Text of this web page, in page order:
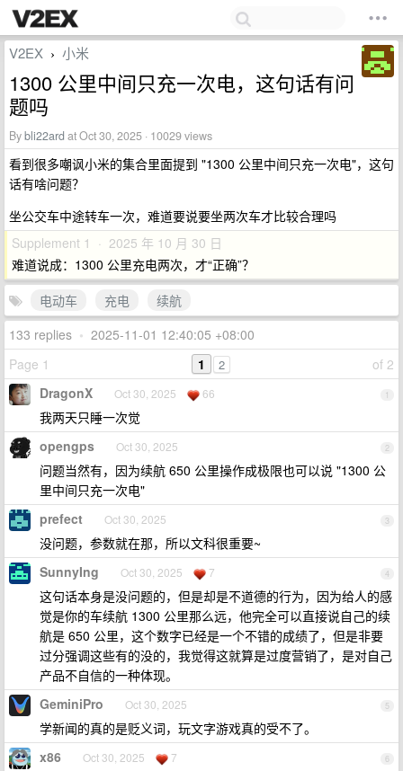
V2EX › 小米
1300 公里中间只充一次电，这句话有问
题吗
Bybli22ard at Oct 30, 2025 · 10029 views
看到很多嘲讽小米的集合里面提到 "1300 公里中间只充一次电"，这句
话有啥问题？
坐公交车中途转车一次，难道要说要坐两次车才比较合理吗
Supplement 1 · 2025 年 10 月 30 日
难道说成：1300 公里充电两次，才“正确”？
电动车
充电
续航
133 replies • 2025-11-01 12:40:05 +08:00
Page 1
of 2
1 2
1
DragonX Oct 30, 2025 66
我两天只睡一次觉
2
opengps Oct 30, 2025
问题当然有，因为续航 650 公里操作成极限也可以说 "1300 公
里中间只充一次电"
3
prefect Oct 30, 2025
没问题，参数就在那，所以文科很重要~
4
SunnyIng Oct 30, 2025 7
这句话本身是没问题的，但是却是不道德的行为，因为给人的感
觉是你的车续航 1300 公里那么远，他完全可以直接说自己的续
航是 650 公里，这个数字已经是一个不错的成绩了，但是非要
过分强调这些有的没的，我觉得这就算是过度营销了，是对自己
产品不自信的一种体现。
5
GeminiPro Oct 30, 2025
学新闻的真的是贬义词，玩文字游戏真的受不了。
6
x86 Oct 30, 2025 7